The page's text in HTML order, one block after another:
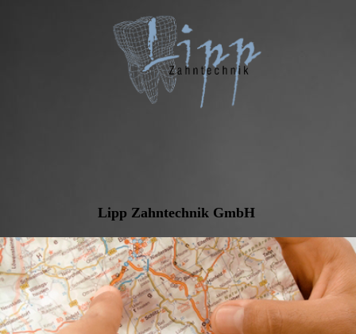
Lipp Zahntechnik GmbH